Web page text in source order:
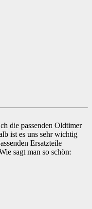
die passenden Oldtimer
ist es uns sehr wichtig
Ersatzteile
sagt man so schön: